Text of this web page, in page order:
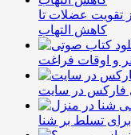
تقویت عضلات تا
کاهش التهاب
و اوقات فراغت
تسلط بر شنا